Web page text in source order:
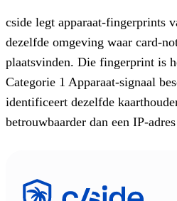
cside legt apparaat-fingerprints
dezelfde omgeving waar card-
plaatsvinden. Die fingerprint is
Categorie 1 Apparaat-signaal
identificeert dezelfde
betrouwbaarder dan een IP-